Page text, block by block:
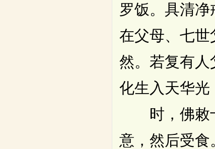
罗饭。具清
在父母、七世
然。若复有人
化生入天华光
时，佛敕十
意，然后受食